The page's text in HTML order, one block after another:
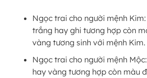
Ngọc trai cho người mệnh
trắng hay ghi tương hợp còn
vàng tương sinh với mệnh Kim.
Ngọc trai cho người mệnh
hay vàng tương hợp còn màu